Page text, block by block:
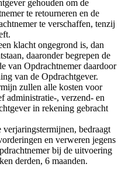
gehouden om de
te retourneren en de
te verschaffen, tenzij
klacht ongegrond is, dan
daaronder begrepen de
van Opdrachtnemer daardoor
van de Opdrachtgever.
zullen alle kosten voor
administratie-, verzend- en
in rekening gebracht
bedraagt
en verweren jegens
bij de uitvoering
derden, 6 maanden.